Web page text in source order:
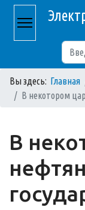
Вы здесь: Главная
В некотором
В